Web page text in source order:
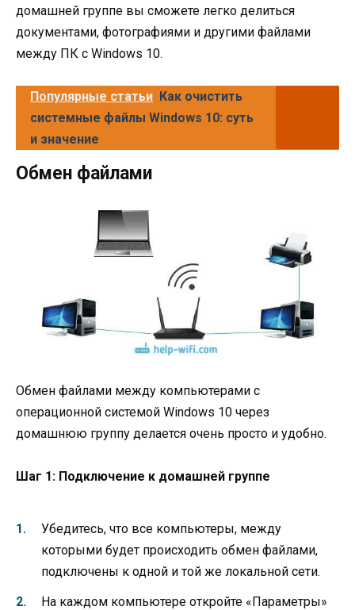
домашней группе вы сможете легко делиться
документами, фотографиями и другими файлами
между ПК с Windows 10.
Популярные статьи Как очистить
системные файлы Windows 10: суть
и значение
Обмен файлами
Обмен файлами между компьютерами с
операционной системой Windows 10 через
домашнюю группу делается очень просто и удобно.
Шаг 1: Подключение к домашней группе
Убедитесь, что все компьютеры, между
которыми будет происходить обмен файлами,
подключены к одной и той же локальной сети.
На каждом компьютере откройте «Параметры»